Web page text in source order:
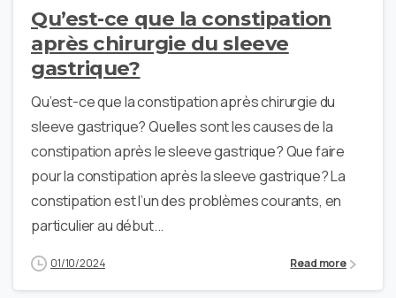
Qu’est-ce que la constipation
après chirurgie du sleeve
gastrique?
Qu’est-ce que la constipation après chirurgie du
sleeve gastrique? Quelles sont les causes de la
constipation après le sleeve gastrique? Que faire
pour la constipation après la sleeve gastrique? La
constipation est l’un des problèmes courants, en
particulier au début...
01/10/2024 Read more